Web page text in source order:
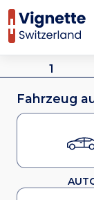
1
Fahrzeug